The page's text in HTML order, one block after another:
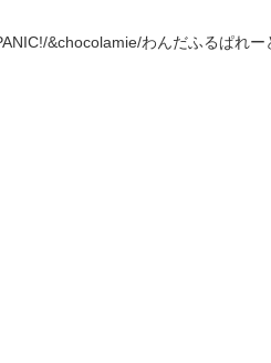
&chocolamie/わんだふるぱれ